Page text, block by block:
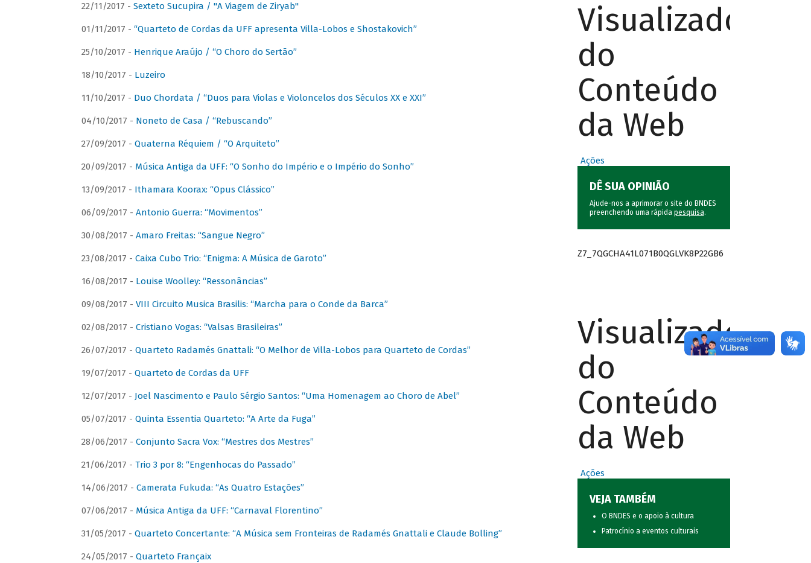
22/11/2017 - Sexteto Sucupira / "A Viagem de Ziryab"
01/11/2017 - “Quarteto de Cordas da UFF apresenta Villa-Lobos e Shostakovich”
25/10/2017 - Henrique Araújo / “O Choro do Sertão”
18/10/2017 - Luzeiro
11/10/2017 - Duo Chordata / “Duos para Violas e Violoncelos dos Séculos XX e XXI”
04/10/2017 - Noneto de Casa / “Rebuscando”
27/09/2017 - Quaterna Réquiem / “O Arquiteto”
20/09/2017 - Música Antiga da UFF: “O Sonho do Império e o Império do Sonho”
13/09/2017 - Ithamara Koorax: “Opus Clássico”
06/09/2017 - Antonio Guerra: “Movimentos”
30/08/2017 - Amaro Freitas: “Sangue Negro”
23/08/2017 - Caixa Cubo Trio: “Enigma: A Música de Garoto”
16/08/2017 - Louise Woolley: “Ressonâncias”
09/08/2017 - VIII Circuito Musica Brasilis: “Marcha para o Conde da Barca”
02/08/2017 - Cristiano Vogas: “Valsas Brasileiras”
26/07/2017 - Quarteto Radamés Gnattali: “O Melhor de Villa-Lobos para Quarteto de Cordas”
19/07/2017 - Quarteto de Cordas da UFF
12/07/2017 - Joel Nascimento e Paulo Sérgio Santos: “Uma Homenagem ao Choro de Abel”
05/07/2017 - Quinta Essentia Quarteto: “A Arte da Fuga”
28/06/2017 - Conjunto Sacra Vox: “Mestres dos Mestres”
21/06/2017 - Trio 3 por 8: “Engenhocas do Passado”
14/06/2017 - Camerata Fukuda: “As Quatro Estações”
07/06/2017 - Música Antiga da UFF: “Carnaval Florentino”
31/05/2017 - Quarteto Concertante: “A Música sem Fronteiras de Radamés Gnattali e Claude Bolling”
24/05/2017 - Quarteto Françaix
Visualizador
do
Conteúdo
da Web
Ações
DÊ SUA OPINIÃO
Ajude-nos a aprimorar o site do BNDES
preenchendo uma rápida pesquisa.
Z7_7QGCHA41L071B0QGLVK8P22GB6
Visualizador
do
Conteúdo
da Web
Ações
VEJA TAMBÉM
O BNDES e o apoio à cultura
Patrocínio a eventos culturais